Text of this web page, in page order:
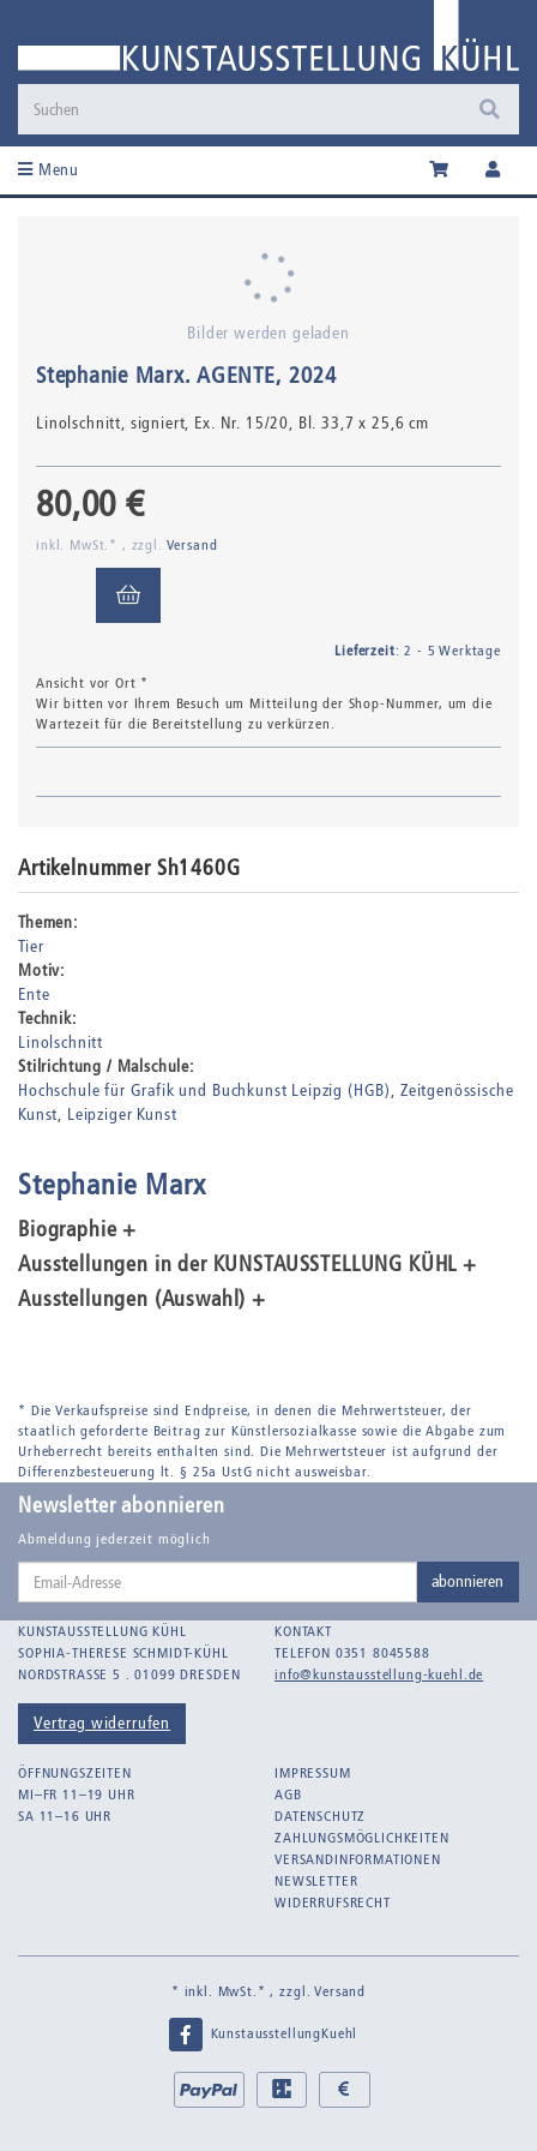
Menu
Bilder werden geladen
Stephanie Marx.AGENTE, 2024
Linolschnitt, signiert, Ex. Nr. 15/20, Bl. 33,7 x 25,6 cm
80,00 €
inkl. MwSt.* , zzgl. Versand
Lieferzeit: 2 - 5 Werktage
Ansicht vor Ort *
Wir bitten vor Ihrem Besuch um Mitteilung der Shop-Nummer, um die
Wartezeit für die Bereitstellung zu verkürzen.
Artikelnummer Sh1460G
Themen:
Tier
Motiv:
Ente
Technik:
Linolschnitt
Stilrichtung / Malschule:
Hochschule für Grafik und Buchkunst Leipzig (HGB) Zeitgenössische
Kunst Leipziger Kunst
Stephanie Marx
Biographie +
Ausstellungen in der KUNSTAUSSTELLUNG KÜHL +
Ausstellungen (Auswahl) +
* Die Verkaufspreise sind Endpreise, in denen die Mehrwertsteuer, der
staatlich geforderte Beitrag zur Künstlersozialkasse sowie die Abgabe zum
Urheberrecht bereits enthalten sind. Die Mehrwertsteuer ist aufgrund der
Differenzbesteuerung lt. § 25a UstG nicht ausweisbar.
Newsletter abonnieren
Abmeldung jederzeit möglich
Email-
abonnieren
KUNSTAUSSTELLUNG KÜHL
SOPHIA-THERESE SCHMIDT-KÜHL
NORDSTRASSE 5 . 01099 DRESDEN
Vertrag widerrufen
KONTAKT
TELEFON 0351 8045588
info@kunstausstellung-kuehl.de
ÖFFNUNGSZEITEN
MI–FR 11–19 UHR
SA 11–16 UHR
IMPRESSUM
AGB
DATENSCHUTZ
ZAHLUNGSMÖGLICHKEITEN
VERSANDINFORMATIONEN
NEWSLETTER
WIDERRUFSRECHT
* inkl. MwSt.* , zzgl.Versand
KunstausstellungKuehl
Bei
uns
PayPal
bei
bei